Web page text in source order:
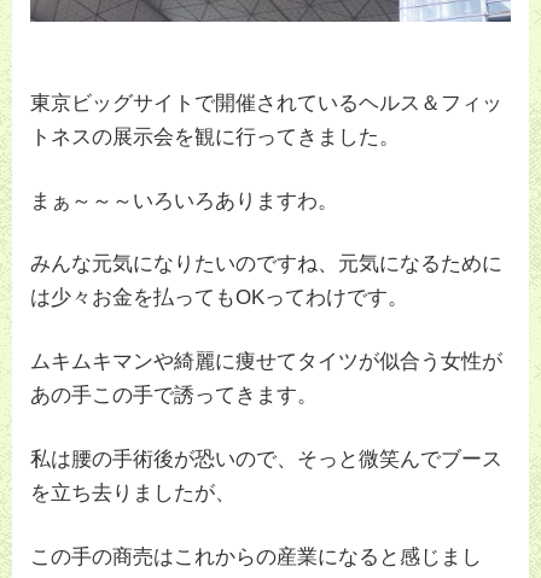
東京ビッグサイトで開催されているヘルス＆フィッ
トネスの展示会を観に行ってきました。
まぁ～～～いろいろありますわ。
みんな元気になりたいのですね、元気になるために
は少々お金を払ってもOKってわけです。
ムキムキマンや綺麗に痩せてタイツが似合う女性が
あの手この手で誘ってきます。
私は腰の手術後が恐いので、そっと微笑んでブース
を立ち去りましたが、
この手の商売はこれからの産業になると感じまし